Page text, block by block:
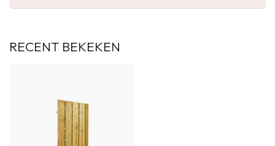
RECENT BEKEKEN